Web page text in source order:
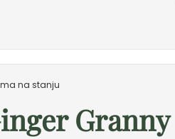
na stanju
Granny